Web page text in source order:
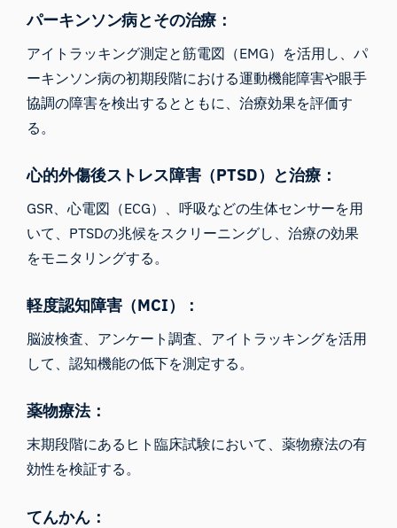
パーキンソン病とその治療：
アイトラッキング測定と筋電図（EMG）を活用し、パ
ーキンソン病の初期段階における運動機能障害や眼手
協調の障害を検出するとともに、治療効果を評価す
る。
心的外傷後ストレス障害（PTSD）と治療：
GSR、心電図（ECG）、呼吸などの生体センサーを用
いて、PTSDの兆候をスクリーニングし、治療の効果
をモニタリングする。
軽度認知障害（MCI）：
脳波検査、アンケート調査、アイトラッキングを活用
して、認知機能の低下を測定する。
薬物療法：
末期段階にあるヒト臨床試験において、薬物療法の有
効性を検証する。
てんかん：